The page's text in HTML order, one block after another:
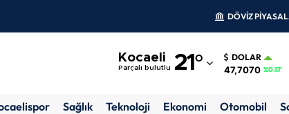
DÖVİZ
Kocaeli
Parçalı bulutlu 21°
Adıyaman
DOLAR
47,7070 %0.17
Sağlık Teknoloji Ekonomi Otomobil